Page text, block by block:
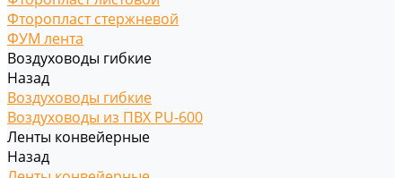
Фторопласт стержневой
ФУМ лента
Воздуховоды гибкие
Назад
Воздуховоды гибкие
Воздуховоды из ПВХ PU-600
Ленты конвейерные
Назад